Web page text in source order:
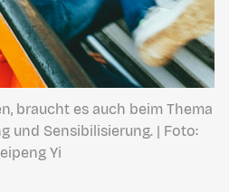
braucht es auch beim Thema
und Sensibilisierung. | Foto:
Yi